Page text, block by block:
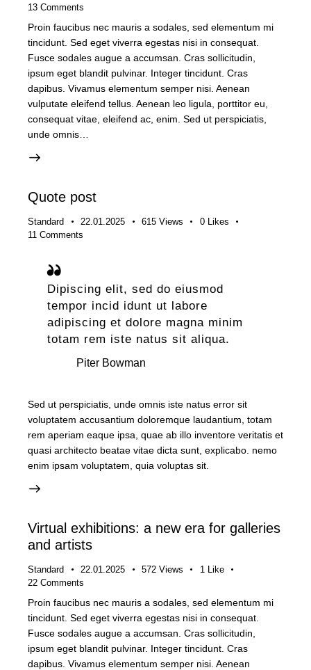
13 Comments
Proin faucibus nec mauris a sodales, sed elementum mi
tincidunt. Sed eget viverra egestas nisi in consequat.
Fusce sodales augue a accumsan. Cras sollicitudin,
ipsum eget blandit pulvinar. Integer tincidunt. Cras
dapibus. Vivamus elementum semper nisi. Aenean
vulputate eleifend tellus. Aenean leo ligula, porttitor eu,
consequat vitae, eleifend ac, enim. Sed ut perspiciatis,
unde omnis…
Quote post
Standard 22.01.2025 615 Views 0 Likes
11 Comments
Dipiscing elit, sed do eiusmod
tempor incid idunt ut labore
adipiscing et dolore magna minim
totam rem iste natus sit aliqua.
Piter Bowman
Sed ut perspiciatis, unde omnis iste natus error sit
voluptatem accusantium doloremque laudantium, totam
rem aperiam eaque ipsa, quae ab illo inventore veritatis et
quasi architecto beatae vitae dicta sunt, explicabo. nemo
enim ipsam voluptatem, quia voluptas sit.
Virtual exhibitions: a new era for galleries
and artists
Standard 22.01.2025 572 Views 1 Like
22 Comments
Proin faucibus nec mauris a sodales, sed elementum mi
tincidunt. Sed eget viverra egestas nisi in consequat.
Fusce sodales augue a accumsan. Cras sollicitudin,
ipsum eget blandit pulvinar. Integer tincidunt. Cras
dapibus. Vivamus elementum semper nisi. Aenean